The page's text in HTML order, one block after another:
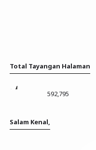
Total Tayangan Halaman
592,795
Salam Kenal,